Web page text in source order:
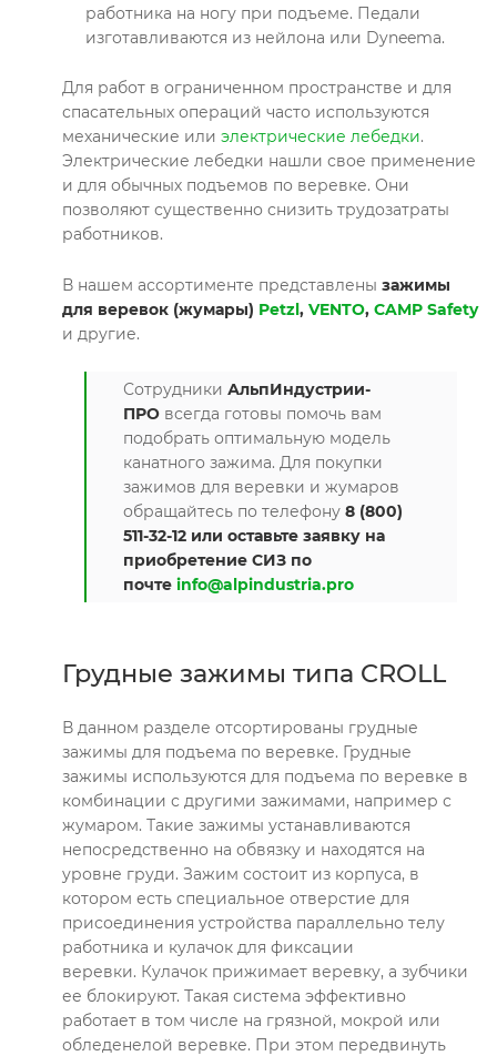
работника на ногу при подъеме. Педали
изготавливаются из нейлона или Dyneema.
Для работ в ограниченном пространстве и для
спасательных операций часто используются
механические или электрические лебедки.
Электрические лебедки нашли свое применение
и для обычных подъемов по веревке. Они
позволяют существенно снизить трудозатраты
работников.
В нашем ассортименте представлены зажимы
для веревок (жумары) Petzl, VENTO, CAMP Safety
и другие.
Сотрудники АльпИндустрии-
ПРО всегда готовы помочь вам
подобрать оптимальную модель
канатного зажима. Для покупки
зажимов для веревки и жумаров
обращайтесь по телефону 8 (800)
511-32-12 или оставьте заявку на
приобретение СИЗ по
почте info@alpindustria.pro
Грудные зажимы типа CROLL
В данном разделе отсортированы грудные
зажимы для подъема по веревке. Грудные
зажимы используются для подъема по веревке в
комбинации с другими зажимами, например с
жумаром. Такие зажимы устанавливаются
непосредственно на обвязку и находятся на
уровне груди. Зажим состоит из корпуса, в
котором есть специальное отверстие для
присоединения устройства параллельно телу
работника и кулачок для фиксации
веревки. Кулачок прижимает веревку, а зубчики
ее блокируют. Такая система эффективно
работает в том числе на грязной, мокрой или
обледенелой веревке. При этом передвинуть